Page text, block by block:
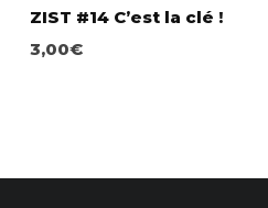
ZIST #14 C’est la clé !
3,00€